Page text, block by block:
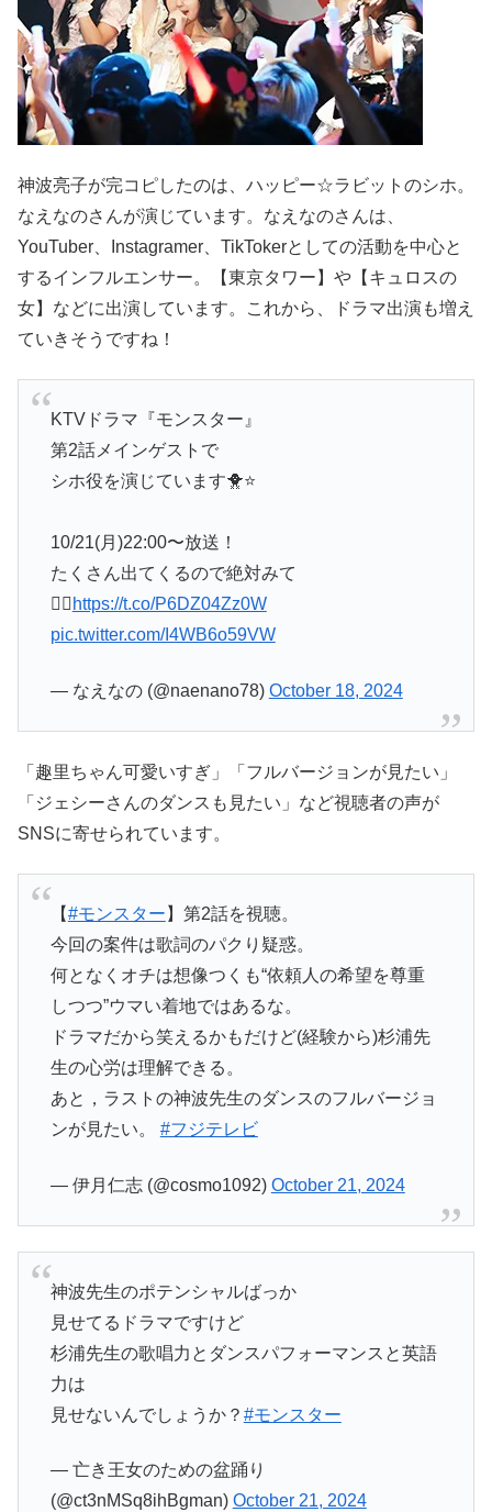
神波亮子が完コピしたのは、ハッピー☆ラビットのシホ。
なえなのさんが演じています。なえなのさんは、
YouTuber、Instagramer、TikTokerとしての活動を中心と
するインフルエンサー。【東京タワー】や【キュロスの
女】などに出演しています。これから、ドラマ出演も増え
ていきそうですね！
KTVドラマ『モンスター』
第2話メインゲストで
シホ役を演じています🐥⭐️
10/21(月)22:00〜放送！
たくさん出てくるので絶対みて
🙂‍↕️ https://t.co/P6DZ04Zz0W
pic.twitter.com/I4WB6o59VW
— なえなの (@naenano78) October 18, 2024
「趣里ちゃん可愛いすぎ」「フルバージョンが見たい」
「ジェシーさんのダンスも見たい」など視聴者の声が
SNSに寄せられています。
【#モンスター 】第2話を視聴。
今回の案件は歌詞のパクり疑惑。
何となくオチは想像つくも“依頼人の希望を尊重
しつつ”ウマい着地ではあるな。
ドラマだから笑えるかもだけど(経験から)杉浦先
生の心労は理解できる。
あと，ラストの神波先生のダンスのフルバージョ
ンが見たい。 #フジテレビ
— 伊月仁志 (@cosmo1092) October 21, 2024
神波先生のポテンシャルばっか
見せてるドラマですけど
杉浦先生の歌唱力とダンスパフォーマンスと英語
力は
見せないんでしょうか？ #モンスター
— 亡き王女のための盆踊り
(@ct3nMSq8ihBgman) October 21, 2024